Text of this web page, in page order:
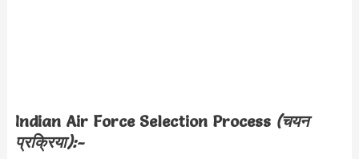
Indian Air Force Selection Process (चयन
प्रक्रिया):-